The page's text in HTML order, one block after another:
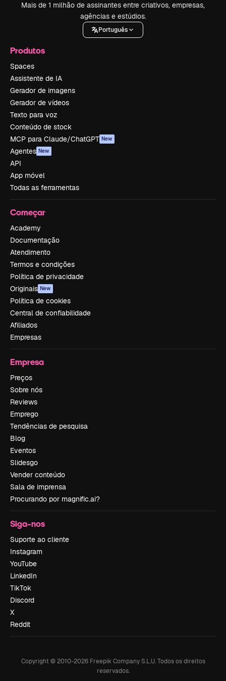
Mais de 1 milhão de assinantes entre criativos, empresas,
agências e estúdios.
Português
Produtos
Spaces
Assistente de IA
Gerador de imagens
Gerador de vídeos
Texto para voz
Conteúdo de stock
MCP para Claude/ChatGPT New
Agentes New
API
App móvel
Todas as ferramentas
Começar
Academy
Documentação
Atendimento
Termos e condições
Política de privacidade
Originais New
Política de cookies
Central de confiabilidade
Afiliados
Empresas
Empresa
Preços
Sobre nós
Reviews
Emprego
Tendências de pesquisa
Blog
Eventos
Slidesgo
Vender conteúdo
Sala de imprensa
Procurando por magnific.ai?
Siga-nos
Suporte ao cliente
Instagram
YouTube
LinkedIn
TikTok
Discord
X
Reddit
Copyright © 2010-2026Freepik Company S.L.U. Todos os direitos
reservados.